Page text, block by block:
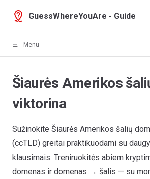
Skip to content
GuessWhereYouAre - Guide
Menu
Šiaurės Amerikos
viktorina
Sužinokite Šiaurės Amerikos šalių
(ccTLD) greitai praktikuodami su
klausimais. Treniruokitės abiem
domenas ir domenas → šalis — su